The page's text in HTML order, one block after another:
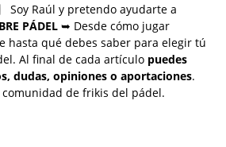
Soy Raúl y pretendo ayudarte a
PÁDEL ➥ Desde cómo jugar
hasta qué debes saber para elegir tú
Al final de cada artículo puedes
dudas, opiniones o aportaciones.
de frikis del pádel.